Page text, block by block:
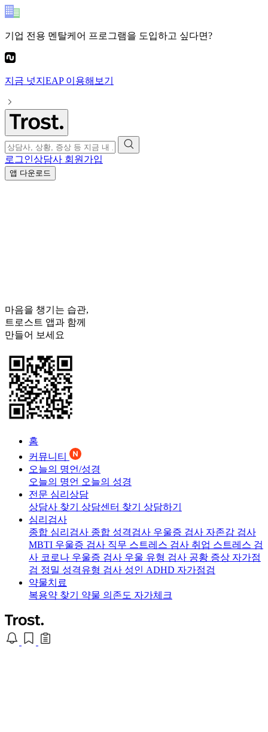
기업 전용 멘탈케어 프로그램을 도입하고 싶다면?
지금 넛지EAP이용해보기
로그인상담사 회원가입
앱 다운로드
마음을 챙기는 습관,
트로스트 앱과 함께
만들어 보세요
홈
커뮤니티
오늘의 명언/성경
오늘의 명언 오늘의 성경
전문 심리상담
상담사 찾기 상담센터 찾기 상담하기
심리검사
종합 심리검사 종합 성격검사 우울증 검사 자존감 검사
MBTI 우울증 검사 직무 스트레스 검사 취업 스트레스 검
사 코로나 우울증 검사 우울 유형 검사 공황 증상 자가점
검 정밀 성격유형 검사 성인 ADHD 자가점검
약물치료
복용약 찾기 약물 의존도 자가체크